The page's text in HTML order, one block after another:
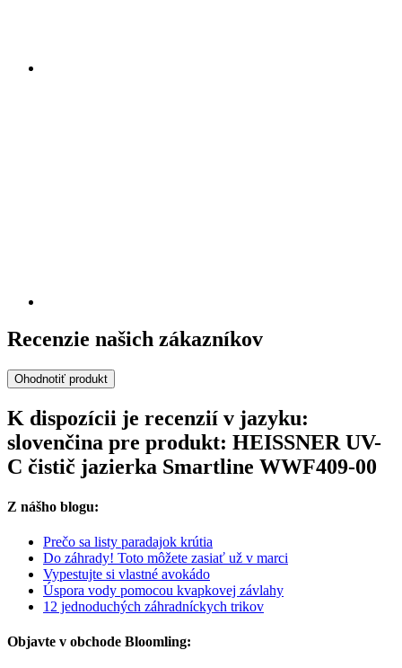
Recenzie našich zákazníkov
Ohodnotiť produkt
K dispozícii je recenzií v jazyku:
slovenčina pre produkt: HEISSNER UV-
C čistič jazierka Smartline WWF409-00
Z nášho blogu:
Prečo sa listy paradajok krútia
Do záhrady! Toto môžete zasiať už v marci
Vypestujte si vlastné avokádo
Úspora vody pomocou kvapkovej závlahy
12 jednoduchých záhradníckych trikov
Objavte v obchode Bloomling: